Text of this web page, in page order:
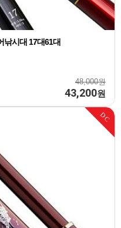
낚시대 17대61대
48,000원
43,200원
DC